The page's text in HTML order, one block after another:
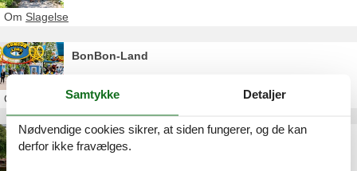
Om Slagelse
BonBon-Land
Om Sydsjælland
Tivoli A/S
Samtykke Detaljer
Nødvendige cookies sikrer, at siden fungerer, og de kan
derfor ikke fravælges.